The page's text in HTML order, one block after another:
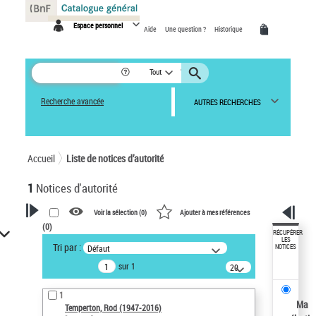
Espace personnel Aide Une question ? Historique
Tout
Recherche avancée AUTRES RECHERCHES
Accueil Liste de notices d’autorité
1 Notices d'autorité
VOTRE RECHERCHE
Recherche avancée dans les
notices d’autorité
Œuvres liées à l'auteur :
Temperton, Rod (1947-2016)
Voir la sélection (0) Ajouter à mes références
(0)
Tri par : Défaut
sur 1
20
résultats/page
1
Temperton, Rod (1947-2016)
RÉCUPÉRER
LES
NOTICES
Ma
Panneau de gestion des cookies